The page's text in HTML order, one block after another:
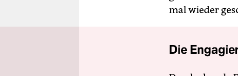
mal wieder
Die